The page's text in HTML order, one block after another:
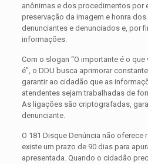
anônimas e dos procedimentos por
preservação da imagem e honra
denunciantes e denunciados e, por
informações.
Com o slogan “O importante é o
é”, o DDU busca aprimorar
garantir ao cidadão que as
atendentes sejam trabalhadas de
As ligações são criptografadas,
denunciante.
O 181 Disque Denúncia não oferece
existe um prazo de 90 dias para
apresentada. Quando o cidadão